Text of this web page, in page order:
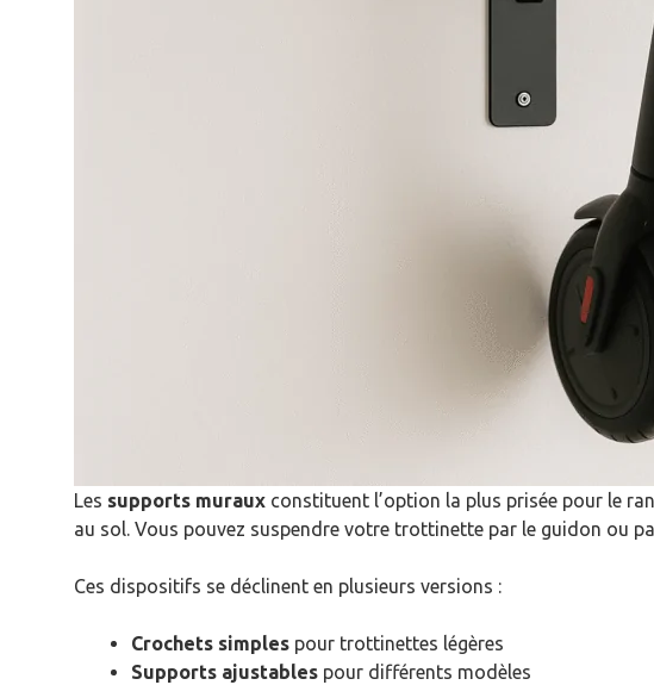
Les supports muraux constituent l’option la plus prisée pour le
au sol. Vous pouvez suspendre votre trottinette par le guidon ou
Ces dispositifs se déclinent en plusieurs versions :
Crochets simples pour trottinettes légères
Supports ajustables pour différents modèles